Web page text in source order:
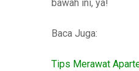
bawah ini, ya!
Baca Juga:
Tips Merawat